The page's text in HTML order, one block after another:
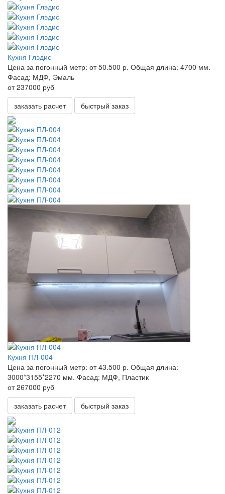
Кухня Глэдис
Цена за погонный метр: от 50.500 р. Общая длина: 4700 мм.
Фасад: МДФ, Эмаль
от 237000 руб
заказать расчет
быстрый заказ
Кухня ПЛ-004
Цена за погонный метр: от 43.500 р. Общая длина:
3000*3155*2270 мм. Фасад: МДФ, Пластик
от 267000 руб
заказать расчет
быстрый заказ